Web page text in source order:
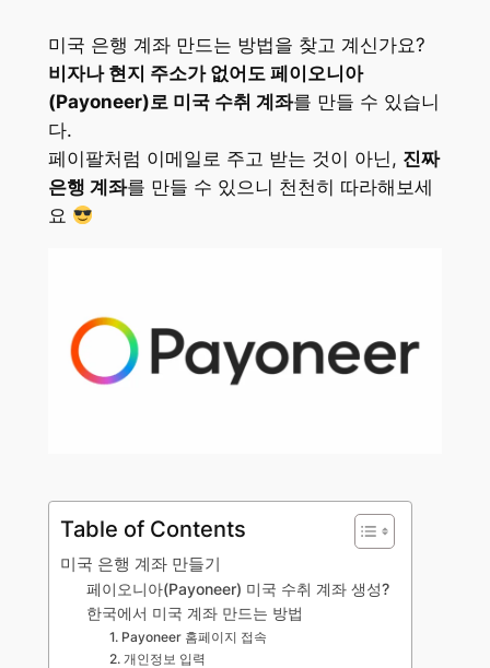
미국 은행 계좌 만드는 방법을 찾고 계신가요?
비자나 현지 주소가 없어도 페이오니아
(Payoneer)로 미국 수취 계좌를 만들 수 있습니
다.
페이팔처럼 이메일로 주고 받는 것이 아닌, 진짜
은행 계좌를 만들 수 있으니 천천히 따라해보세
요
Table of Contents
미국 은행 계좌 만들기
페이오니아(Payoneer) 미국 수취 계좌 생성?
한국에서 미국 계좌 만드는 방법
1. Payoneer 홈페이지 접속
2. 개인정보 입력